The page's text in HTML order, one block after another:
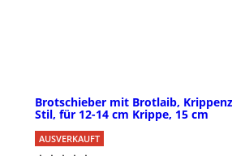
Brotschieber mit Brotlaib,
Stil, für 12-14 cm Krippe, 15 cm
AUSVERKAUFT